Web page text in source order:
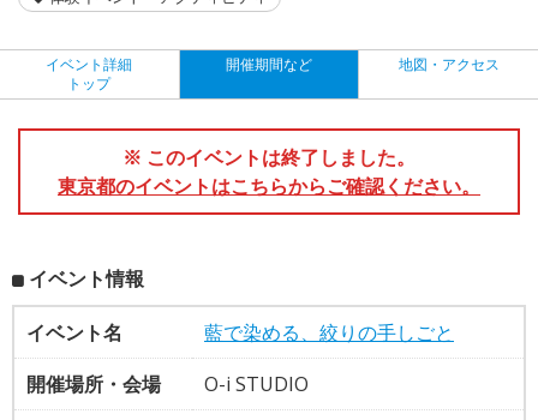
イベント詳細
トップ
開催期間など 地図・アクセス
※ このイベントは終了しました。
東京都のイベントはこちらからご確認ください。
イベント情報
イベント名
藍で染める、絞りの手しごと
開催場所・会場
O-i STUDIO